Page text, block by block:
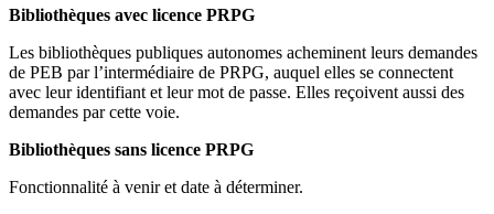
Bibliothèques avec licence PRPG
Les bibliothèques publiques autonomes acheminent leurs demandes
de PEB par l’intermédiaire de PRPG, auquel elles se connectent
avec leur identifiant et leur mot de passe. Elles reçoivent aussi des
demandes par cette voie.
Bibliothèques sans licence PRPG
Fonctionnalité à venir et date à déterminer.